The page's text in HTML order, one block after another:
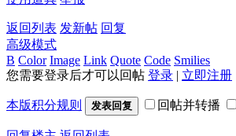
返回列表 发新帖 回复
高级模式
B Color Image Link Quote Code Smilies
您需要登录后才可以回帖 登录 | 立即注册
本版积分规则 发表回复 回帖并转播